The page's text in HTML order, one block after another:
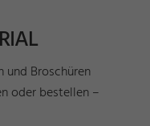
und Broschüren
oder bestellen –